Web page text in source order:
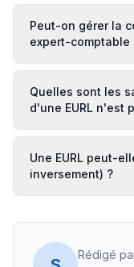
Peut-on gérer la
expert-comptable
Quelles sont les
d'une EURL n'est
Une EURL peut-
inversement) ?
Rédigé